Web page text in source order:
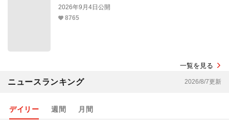
2026年9月4日公開
8765
一覧を見る
ニュースランキング 2026/8/7更新
デイリー 週間 月間